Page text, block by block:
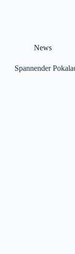
News
Spannender